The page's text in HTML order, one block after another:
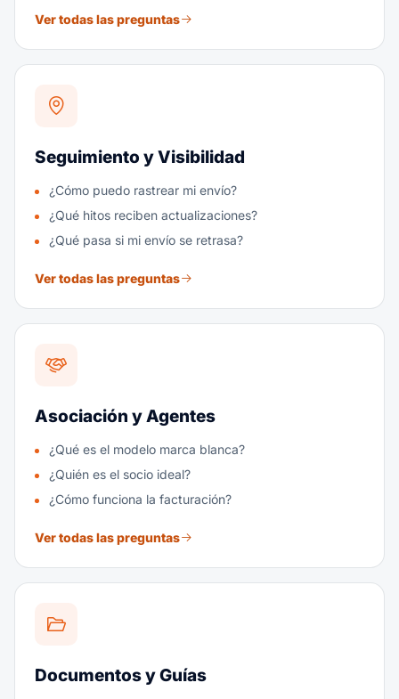
Ver todas las preguntas
Seguimiento y Visibilidad
¿Cómo puedo rastrear mi envío?
¿Qué hitos reciben actualizaciones?
¿Qué pasa si mi envío se retrasa?
Ver todas las preguntas
Asociación y Agentes
¿Qué es el modelo marca blanca?
¿Quién es el socio ideal?
¿Cómo funciona la facturación?
Ver todas las preguntas
Documentos y Guías